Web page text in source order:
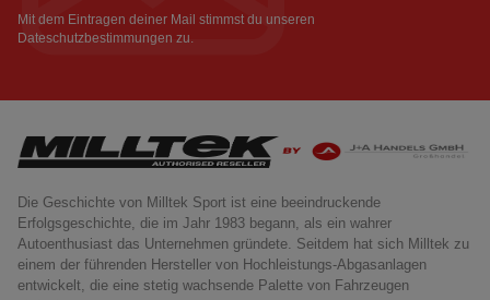
Mit dem Eintragen deiner Mail stimmst du unseren
Dateschutzbestimmungen zu.
Die Geschichte von Milltek Sport ist eine beeindruckende
Erfolgsgeschichte, die im Jahr 1983 begann, als ein wahrer
Autoenthusiast das Unternehmen gründete. Seitdem hat sich Milltek zu
einem der führenden Hersteller von Hochleistungs-Abgasanlagen
entwickelt, die eine stetig wachsende Palette von Fahrzeugen